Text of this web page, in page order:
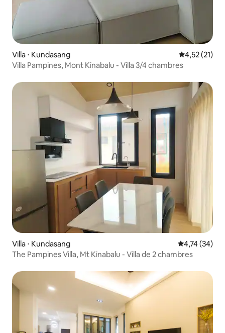
Villa ⋅ Kundasang Évaluation
4,52 (21)
Villa Pampines, Mont Kinabalu - Villa 3/4 chambres
Villa ⋅ Kundasang Évaluation
4,74 (34)
The Pampines Villa, Mt Kinabalu - Villa de 2 chambres